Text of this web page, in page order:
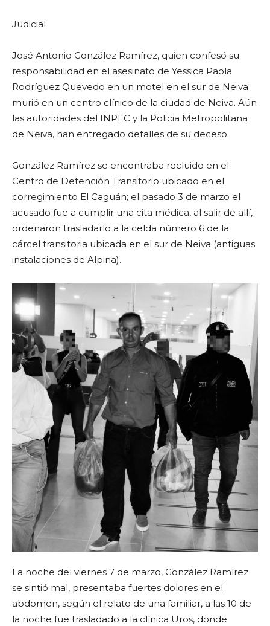
Judicial
José Antonio González Ramírez, quien confesó su
responsabilidad en el asesinato de Yessica Paola
Rodríguez Quevedo en un motel en el sur de Neiva
murió en un centro clínico de la ciudad de Neiva. Aún
las autoridades del INPEC y la Policia Metropolitana
de Neiva, han entregado detalles de su deceso.
González Ramírez se encontraba recluido en el
Centro de Detención Transitorio ubicado en el
corregimiento El Caguán; el pasado 3 de marzo el
acusado fue a cumplir una cita médica, al salir de allí,
ordenaron trasladarlo a la celda número 6 de la
cárcel transitoria ubicada en el sur de Neiva (antiguas
instalaciones de Alpina).
La noche del viernes 7 de marzo, González Ramírez
se sintió mal, presentaba fuertes dolores en el
abdomen, según el relato de una familiar, a las 10 de
la noche fue trasladado a la clínica Uros, donde